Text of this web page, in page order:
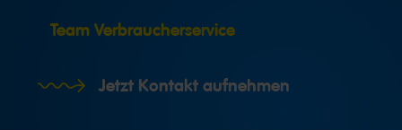
Team Verbraucherservice
Jetzt Kontakt aufnehmen